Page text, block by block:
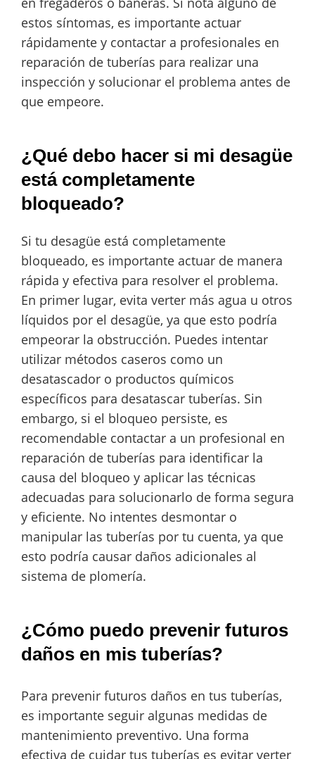
estos síntomas, es importante actuar
rápidamente y contactar a profesionales en
reparación de tuberías para realizar una
inspección y solucionar el problema antes de
que empeore.
¿Qué debo hacer si mi desagüe
está completamente
bloqueado?
Si tu desagüe está completamente
bloqueado, es importante actuar de manera
rápida y efectiva para resolver el problema.
En primer lugar, evita verter más agua u otros
líquidos por el desagüe, ya que esto podría
empeorar la obstrucción. Puedes intentar
utilizar métodos caseros como un
desatascador o productos químicos
específicos para desatascar tuberías. Sin
embargo, si el bloqueo persiste, es
recomendable contactar a un profesional en
reparación de tuberías para identificar la
causa del bloqueo y aplicar las técnicas
adecuadas para solucionarlo de forma segura
y eficiente. No intentes desmontar o
manipular las tuberías por tu cuenta, ya que
esto podría causar daños adicionales al
sistema de plomería.
¿Cómo puedo prevenir futuros
daños en mis tuberías?
Para prevenir futuros daños en tus tuberías,
es importante seguir algunas medidas de
mantenimiento preventivo. Una forma
efectiva de cuidar tus tuberías es evitar verter